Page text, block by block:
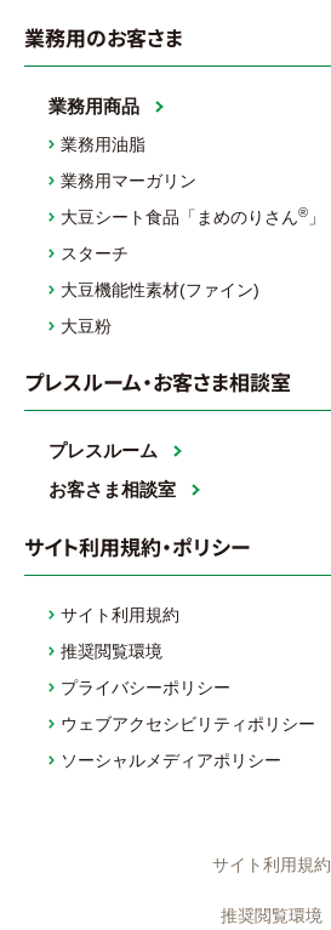
業務用のお客さま
業務用商品
業務用油脂
業務用マーガリン
大豆シート食品「まめのりさん® 」
スターチ
大豆機能性素材(ファイン)
大豆粉
プレスルーム・お客さま相談室
プレスルーム
お客さま相談室
サイト利用規約・ポリシー
サイト利用規約
推奨閲覧環境
プライバシーポリシー
ウェブアクセシビリティポリシー
ソーシャルメディアポリシー
サイト利用規約
推奨閲覧環境